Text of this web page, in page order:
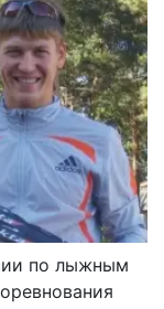
по лыжным